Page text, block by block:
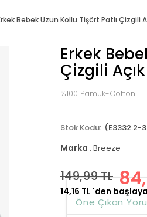
Bebek Uzun Kollu Tişört Patlı Çizgili
Erkek
Çizgili
%100 Pamuk-Cotton
(E3332.2-
Marka : Breeze
149,99 TL
14,16 TL 'den
Öne Çıkan